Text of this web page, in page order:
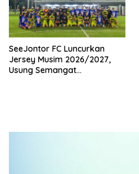
SeeJontor FC Luncurkan
Jersey Musim 2026/2027,
Usung Semangat